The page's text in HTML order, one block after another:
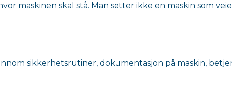
maskinen skal stå. Man setter ikke en maskin som
sikkerhetsrutiner, dokumentasjon på maskin,